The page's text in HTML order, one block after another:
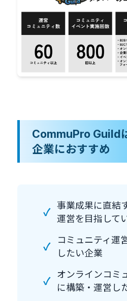
CommuPro Guild
企業におすすめ
✓
事業成果に直結
運営を目指して
✓
コミュニティ運
したい企業
✓
オンラインコミ
に構築・運営し